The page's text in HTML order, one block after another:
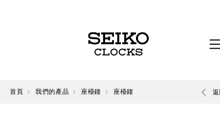
首頁 我們的產品 座檯鐘 座檯鐘